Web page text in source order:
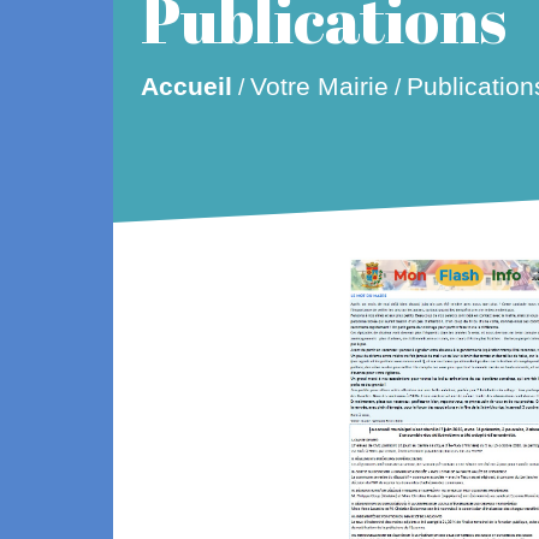
Publications
Accueil /Votre Mairie /